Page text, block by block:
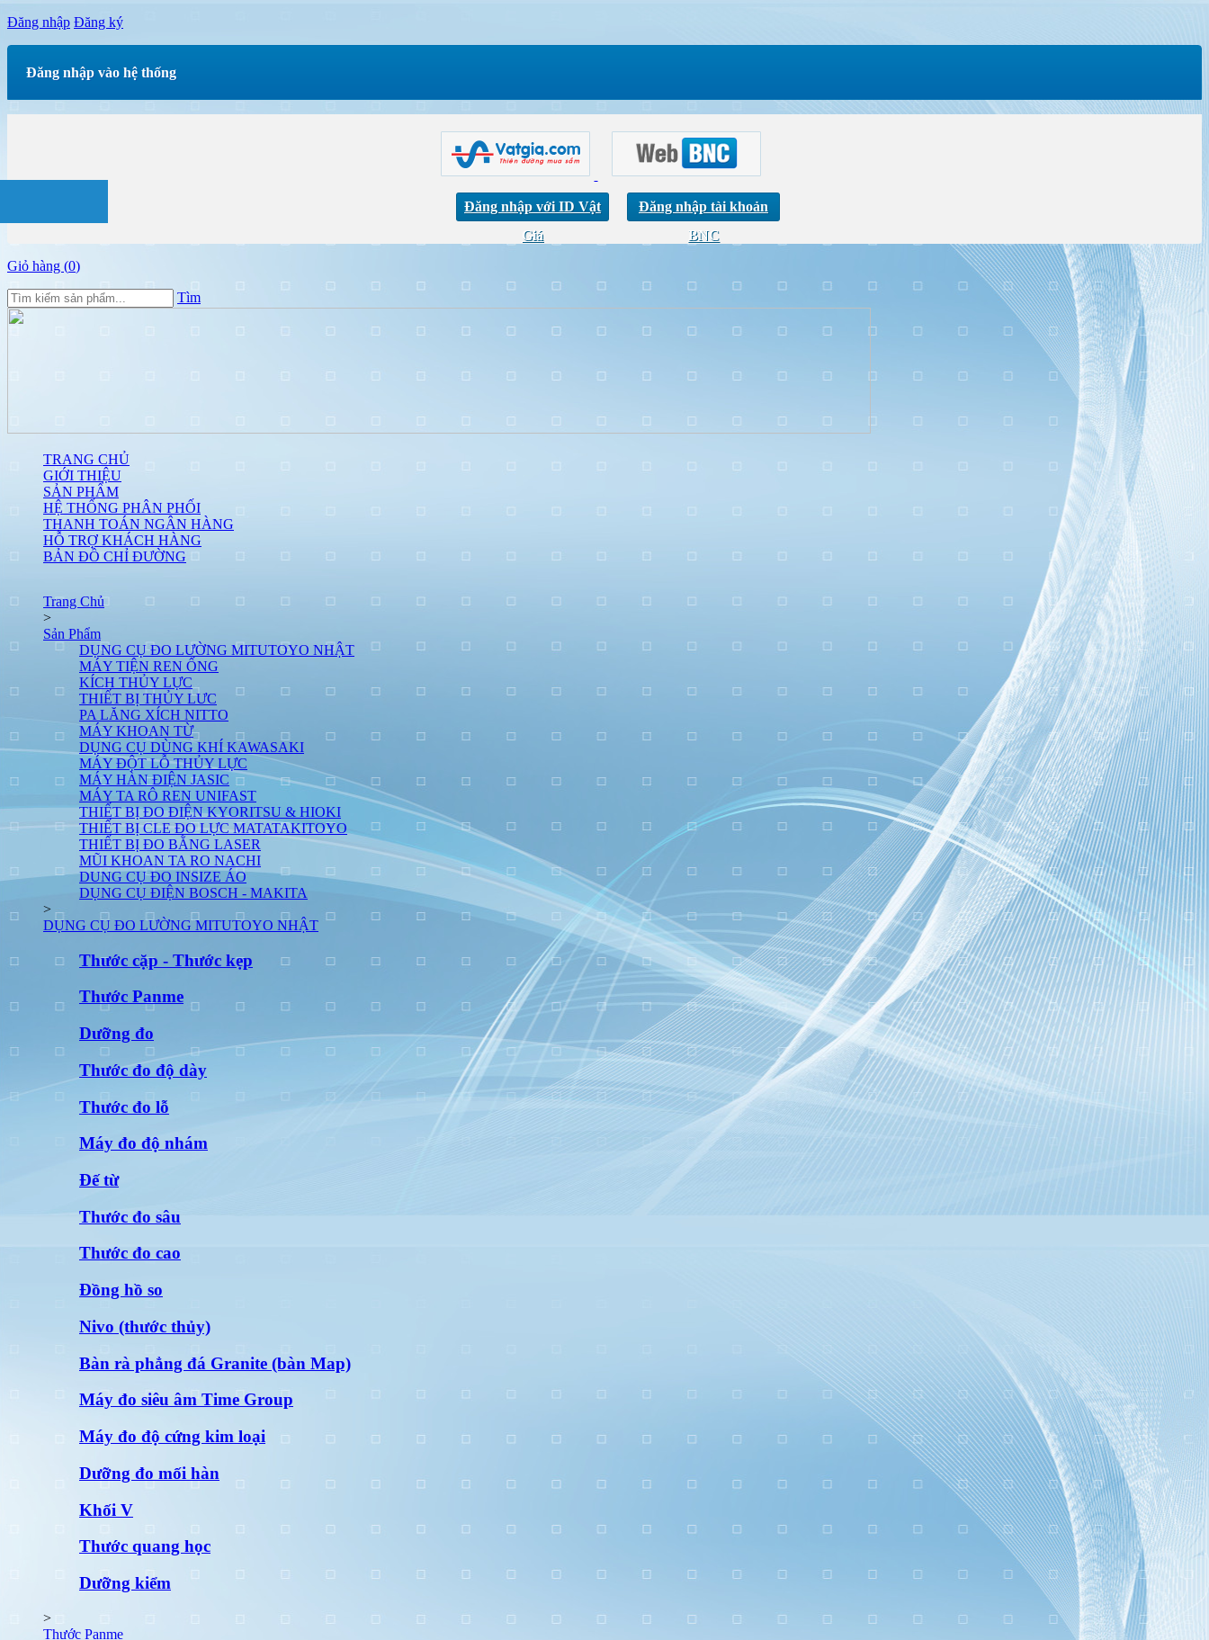
Đăng nhập Đăng ký
Đăng nhập vào hệ thống
Đăng nhập với ID Vật
Giá
Đăng nhập tài khoản
BNC
Giỏ hàng (0)
Tìm
TRANG CHỦ
GIỚI THIỆU
SẢN PHẨM
HỆ THỐNG PHÂN PHỐI
THANH TOÁN NGÂN HÀNG
HỖ TRỢ KHÁCH HÀNG
BẢN ĐỒ CHỈ ĐƯỜNG
Trang Chủ
>
Sản Phẩm
DỤNG CỤ ĐO LƯỜNG MITUTOYO NHẬT
MÁY TIỆN REN ỐNG
KÍCH THỦY LỰC
THIẾT BỊ THỦY LƯC
PA LĂNG XÍCH NITTO
MÁY KHOAN TỪ
DỤNG CỤ DÙNG KHÍ KAWASAKI
MÁY ĐỘT LỖ THỦY LỰC
MÁY HÀN ĐIỆN JASIC
MÁY TA RÔ REN UNIFAST
THIẾT BỊ ĐO ĐIỆN KYORITSU & HIOKI
THIẾT BỊ CLE ĐO LỰC MATATAKITOYO
THIẾT BỊ ĐO BẰNG LASER
MŨI KHOAN TA RO NACHI
DUNG CỤ ĐO INSIZE ÁO
DỤNG CỤ ĐIỆN BOSCH - MAKITA
>
DỤNG CỤ ĐO LƯỜNG MITUTOYO NHẬT
Thước cặp - Thước kẹp
Thước Panme
Dưỡng đo
Thước đo độ dày
Thước đo lỗ
Máy đo độ nhám
Đế từ
Thước đo sâu
Thước đo cao
Đồng hồ so
Nivo (thước thủy)
Bàn rà phẳng đá Granite (bàn Map)
Máy đo siêu âm Time Group
Máy đo độ cứng kim loại
Dưỡng đo mối hàn
Khối V
Thước quang học
Dưỡng kiểm
>
Thước Panme